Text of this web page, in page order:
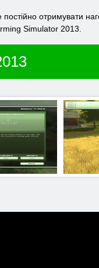
отримувати
Simulator 2013.